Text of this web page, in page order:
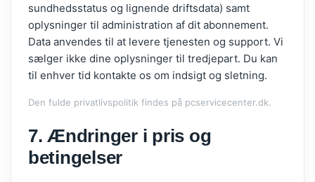
sundhedsstatus og lignende driftsdata) samt
oplysninger til administration af dit abonnement.
Data anvendes til at levere tjenesten og support. Vi
sælger ikke dine oplysninger til tredjepart. Du kan
til enhver tid kontakte os om indsigt og sletning.
Den fulde privatlivspolitik findes på pcservicecenter.dk.
7. Ændringer i pris og
betingelser